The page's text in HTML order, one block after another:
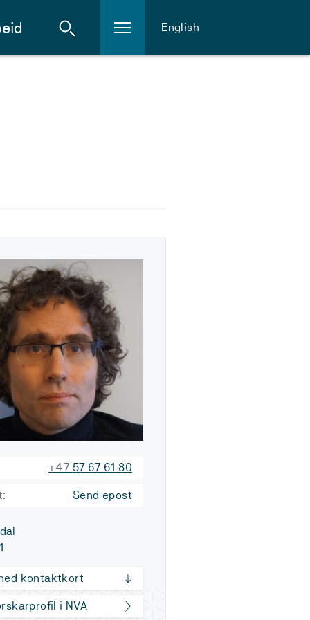
English
+47 57 67 61 80
Send epost
kontaktkort
i NVA